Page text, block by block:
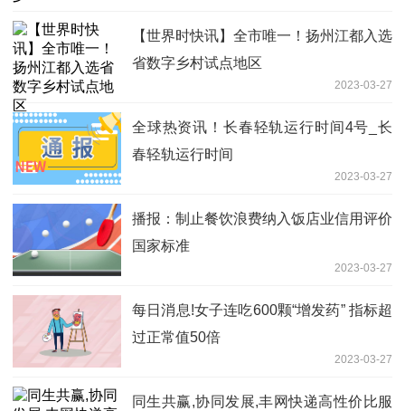
【世界时快讯】全市唯一！扬州江都入选
省数字乡村试点地区
2023-03-27
全球热资讯！长春轻轨运行时间4号_长
春轻轨运行时间
2023-03-27
播报：制止餐饮浪费纳入饭店业信用评价
国家标准
2023-03-27
每日消息!女子连吃600颗“增发药” 指标超
过正常值50倍
2023-03-27
同生共赢,协同发展,丰网快递高性价比服